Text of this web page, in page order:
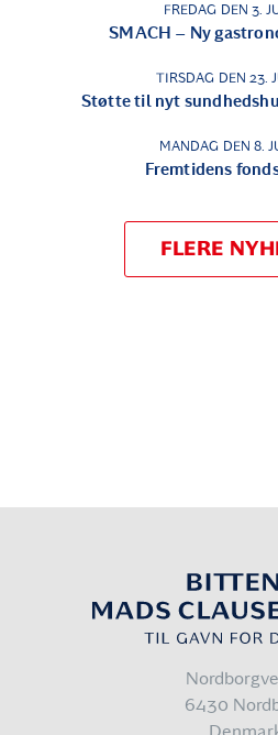
FREDAG DEN 3.
SMACH – Ny
TIRSDAG DEN 23.
Støtte til nyt
MANDAG DEN 8.
Fremtidens
FLERE
6430